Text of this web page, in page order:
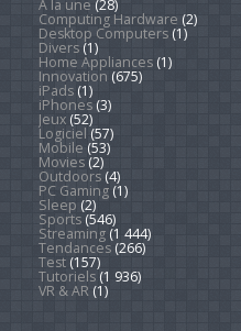
À la une (28)
Computing Hardware (2)
Desktop Computers(1)
Divers(1)
Home Appliances(1)
Innovation (675)
iPads(1)
iPhones(3)
Jeux(52)
Logiciel (57)
Mobile (53)
Movies(2)
Outdoors(4)
PC Gaming(1)
Sleep (2)
Sports(546)
Streaming(1 444)
Tendances(266)
Test(157)
Tutoriels(1 936)
VR & AR(1)